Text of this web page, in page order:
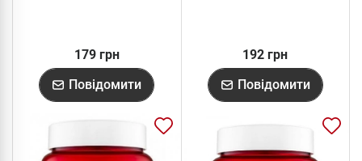
179 грн
Повідомити
192 грн
Повідомити